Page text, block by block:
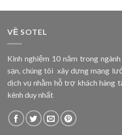
VỀ SOTEL
Kinh nghiệm 10 năm trong
sạn, chúng tôi xây dựng mạng
dịch vụ nhằm hỗ trợ khách hàng
kênh duy nhất